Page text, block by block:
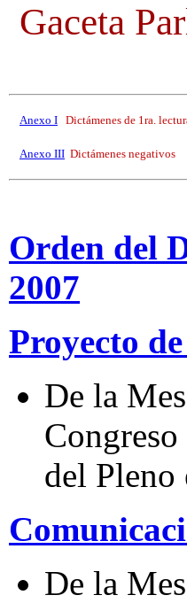
Gaceta
Anexo I Dictámenes de 1ra.
Anexo III Dictámenes negativos
Orden del
2007
Proyecto
De la
del Pleno
De la